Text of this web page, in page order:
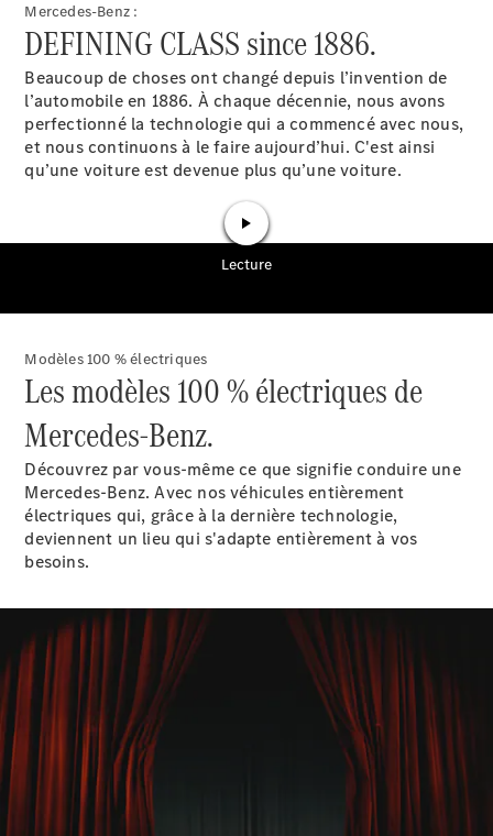
EQA
Électrique
EQE
SUV
Électrique
EQS
SUV
Électrique
Mercedes-
Maybach
EQS SUV
Électrique
GLA Nouveau Électrique
GLC
Électrique
GLC Coupé
GLE
GLE
Nouveau
GLE Coupé
GLE
Coupé
Nouveau
GLS
GLS
Nouveau
Mercedes-
Maybach
Mercedes-
Maybach
GLS SUV
Nouveau
Classe G
Véhicule
tout-
terrain
Électrique
Classe G
Véhicule
tout-terrain
Mercedes-Benz :
DEFINING CLASS since 1886.
Beaucoup de choses ont changé depuis l’invention de
l’automobile en 1886. À chaque décennie, nous avons
perfectionné la technologie qui a commencé avec nous,
et nous continuons à le faire aujourd’hui. C'est ainsi
qu’une voiture est devenue plus qu’une voiture.
Modèles 100 % électriques
Les modèles 100 % électriques de
Mercedes-Benz.
Découvrez par vous-même ce que signifie conduire une
Mercedes-Benz. Avec nos véhicules entièrement
électriques qui, grâce à la dernière technologie,
deviennent un lieu qui s'adapte entièrement à vos
besoins.